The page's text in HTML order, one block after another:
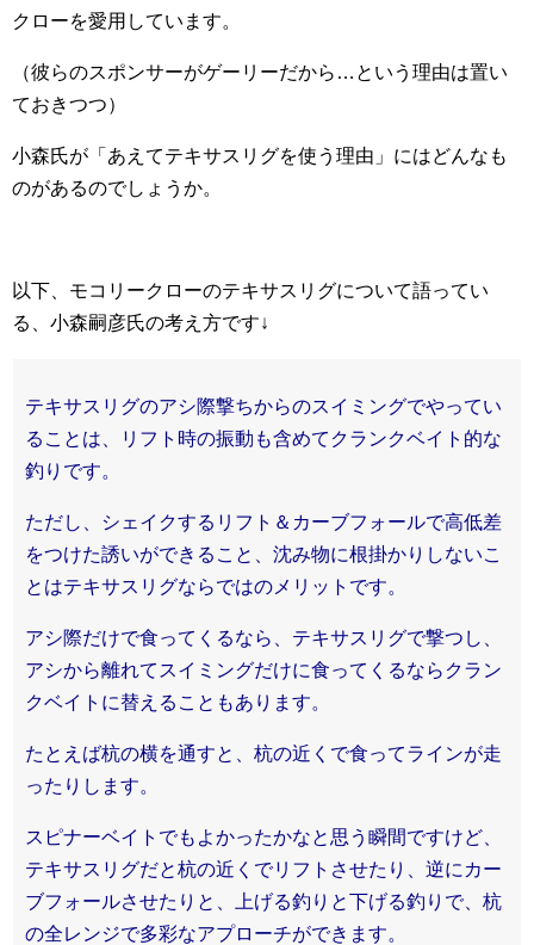
クローを愛用しています。
（彼らのスポンサーがゲーリーだから…という理由は置い
ておきつつ）
小森氏が「あえてテキサスリグを使う理由」にはどんなも
のがあるのでしょうか。
以下、モコリークローのテキサスリグについて語ってい
る、小森嗣彦氏の考え方です↓
テキサスリグのアシ際撃ちからのスイミングでやってい
ることは、リフト時の振動も含めてクランクベイト的な
釣りです。
ただし、シェイクするリフト＆カーブフォールで高低差
をつけた誘いができること、沈み物に根掛かりしないこ
とはテキサスリグならではのメリットです。
アシ際だけで食ってくるなら、テキサスリグで撃つし、
アシから離れてスイミングだけに食ってくるならクラン
クベイトに替えることもあります。
たとえば杭の横を通すと、杭の近くで食ってラインが走
ったりします。
スピナーベイトでもよかったかなと思う瞬間ですけど、
テキサスリグだと杭の近くでリフトさせたり、逆にカー
ブフォールさせたりと、上げる釣りと下げる釣りで、杭
の全レンジで多彩なアプローチができます。